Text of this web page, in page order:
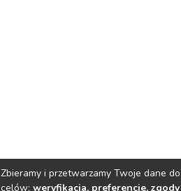
Zbieramy i przetwarzamy Twoje dane
celów: weryfikacja, preferencje,